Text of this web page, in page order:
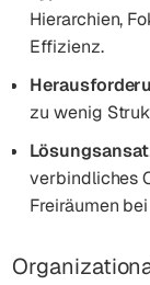
Hierarchien,
Effizienz.
zu wenig
verbindliches
Freiräumen